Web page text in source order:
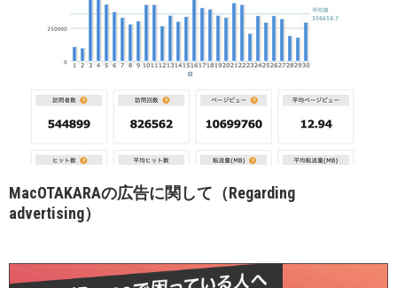
MacOTAKARAの広告に関して（Regarding
advertising）